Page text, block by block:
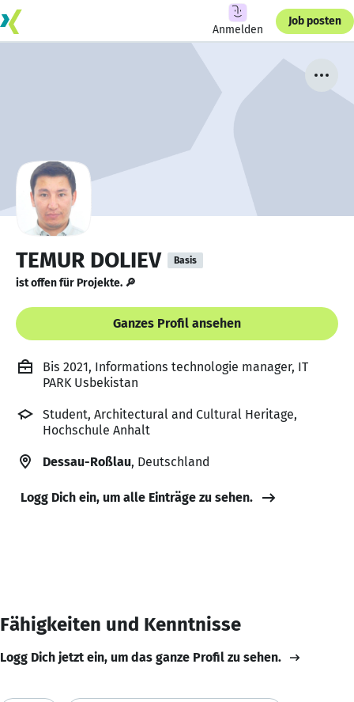
Anmelden
Job posten
TEMUR DOLIEV Basis
ist offen für Projekte. 🔎
Ganzes Profil ansehen
Bis 2021, Informations technologie manager, IT
PARK Usbekistan
Student, Architectural and Cultural Heritage,
Hochschule Anhalt
Dessau-Roßlau, Deutschland
Logg Dich ein, um alle Einträge zu sehen.
Fähigkeiten und Kenntnisse
Logg Dich jetzt ein, um das ganze Profil zu sehen.